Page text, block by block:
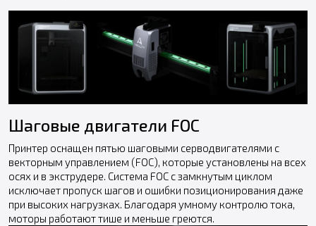
Шаговые двигатели FOC
Принтер оснащен пятью шаговыми серводвигателями с
векторным управлением (FOC), которые установлены на всех
осях и в экструдере. Система FOC с замкнутым циклом
исключает пропуск шагов и ошибки позиционирования даже
при высоких нагрузках. Благодаря умному контролю тока,
моторы работают тише и меньше греются.